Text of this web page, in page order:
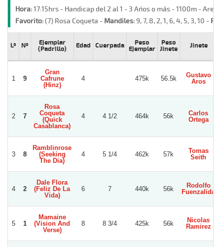
Hora:17:15hrs - Handicap del 2 al 1 - 3 Años o más - 1100m -
Favorito:(7) Rosa Coqueta - Mandiles:9, 7, 8, 2, 1, 6, 4, 5, 3, 10 -
Lº Nº
Ejemplar
(Padrillo)
Edad Cuerpada
Peso
Ejemplar
Peso
Jinete
Jinete
1 9
Gran
Cafrune
(Hinz)
4 475k 56.5k
Gustavo
Aros
2 7
Rosa
Coqueta
(Quick
Casablanca)
4 4 1/2 464k 56k
Carlos
Ortega
3 8
Ramblinrose
(Seeking
The Dia)
4 5 1/4 462k 57k
Tomas
Seith
4 2
Dale Flora
(Feliz De La
Vida)
6 7 440k 56k
Rodolfo
Fuenzalida
5 1
Mamaine
(Vision And
Verse)
8 8 3/4 425k 56k
Nicolas
Ramirez